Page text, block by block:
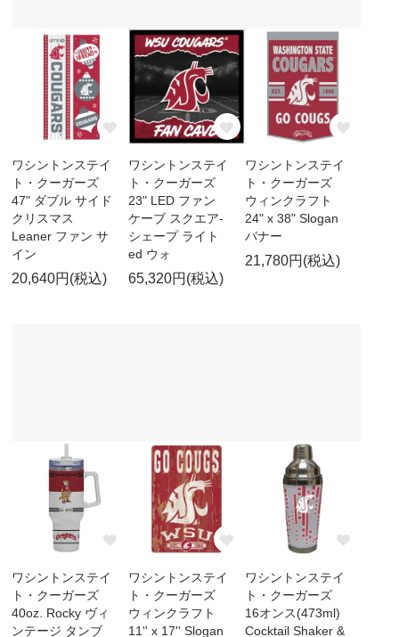
ワシントンステイ
ト・クーガーズ
47" ダブル サイド
クリスマス
Leaner ファン サ
イン
20,640円(税込)
ワシントンステイ
ト・クーガーズ
23" LED ファン
ケーブ スクエア-
シェープ ライト
ed ウォ
65,320円(税込)
ワシントンステイ
ト・クーガーズ
ウィンクラフト
24" x 38" Slogan
バナー
21,780円(税込)
ワシントンステイ
ト・クーガーズ
40oz. Rocky ヴィ
ンテージ タンブ
ワシントンステイ
ト・クーガーズ
ウィンクラフト
11'' x 17'' Slogan
ワシントンステイ
ト・クーガーズ
16オンス(473ml)
Cocktail Shaker &